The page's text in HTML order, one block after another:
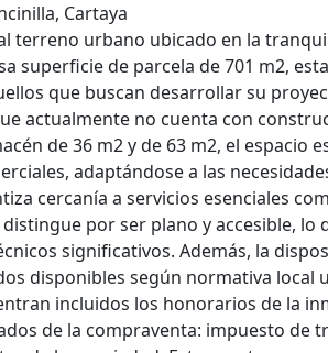
Cartaya
terreno urbano ubicado en la
superficie de parcela de 701 m2,
que buscan desarrollar su
actualmente no cuenta con
de 36 m2 y de 63 m2, el espacio
adaptándose a las
cercanía a servicios esenciales
por ser plano y accesible, lo
significativos. Además, la
disponibles según normativa local
incluidos los honorarios de la
de la compraventa: impuesto de